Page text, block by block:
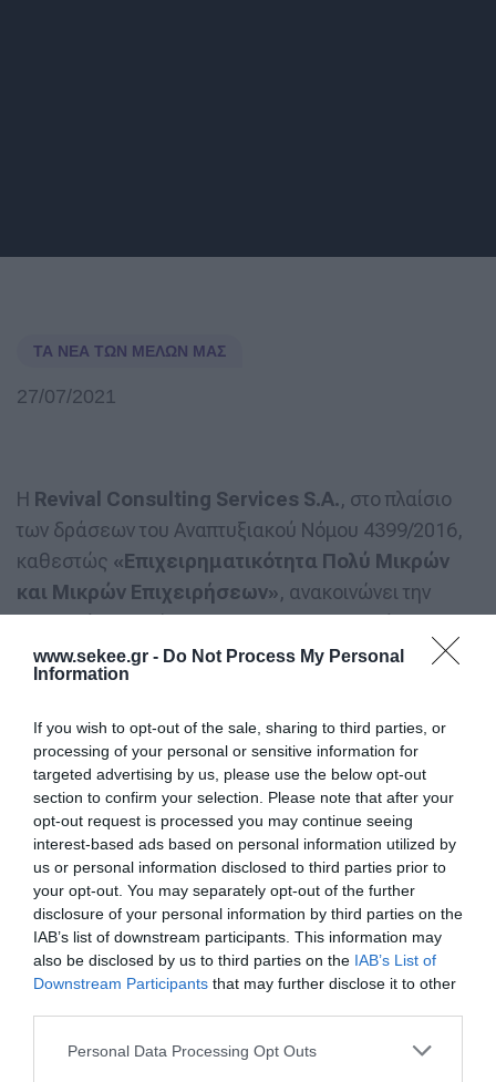
www.sekee.gr - Do Not Process My Personal
Information
If you wish to opt-out of the sale, sharing to third parties, or
processing of your personal or sensitive information for
targeted advertising by us, please use the below opt-out
section to confirm your selection. Please note that after your
opt-out request is processed you may continue seeing
interest-based ads based on personal information utilized by
us or personal information disclosed to third parties prior to
your opt-out. You may separately opt-out of the further
disclosure of your personal information by third parties on the
IAB’s list of downstream participants. This information may
also be disclosed by us to third parties on the IAB’s List of
Downstream Participants that may further disclose it to other
Personal Data Processing Opt Outs
ΤΑ ΝΈΑ ΤΩΝ ΜΕΛΏΝ ΜΑΣ
27/07/2021
Η Revival Consulting Services S.A., στο πλαίσιο
των δράσεων του Αναπτυξιακού Νόμου 4399/2016,
καθεστώς «Επιχειρηματικότητα Πολύ Μικρών
και Μικρών Επιχειρήσεων», ανακοινώνει την
υπαγωγή της επένδυσης της ξενοδοχειακής
μονάδας«KERYLOSRESORTS» . Η κατασκευή της
νέας μονάδας, η οποία αναμένεται να ξεκινήσει
δέκα τεσσάρων (14) διαμερισμάτων, είκοσι έξι (26)
δωματίων και ογδόντα (80) κλινών.
Το σύνολο του ενισχυόμενου κόστους του έργου
ανέρχεται στο ποσό των€ 6.229.912.75, με τόπο
υλοποίησης την Δημοτική Κοινότητα (Δ.Κ.) Νάουσας
του Δήμου Πάρου, Νομού Κυκλάδων.
Χρήζει ιδιαίτερης αναφοράς πως η σχετική
επένδυση έχει καταταχθεί στηντέταρτη (4η) θέση
πανελλαδικά. Η υλοποίηση του έργου θα λάβει